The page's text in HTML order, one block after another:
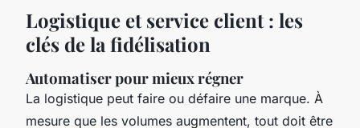
Logistique et service client : les
clés de la fidélisation
Automatiser pour mieux régner
La logistique peut faire ou défaire une marque. À
mesure que les volumes augmentent, tout doit être